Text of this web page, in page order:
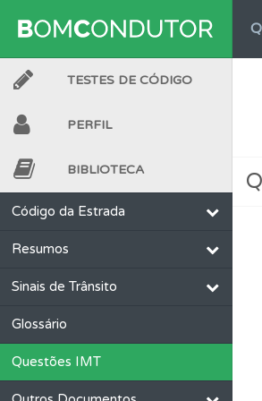
TESTES DE CÓDIGO
PERFIL
BIBLIOTECA
Código da Estrada
Resumos
Sinais de Trânsito
Glossário
Questões IMT